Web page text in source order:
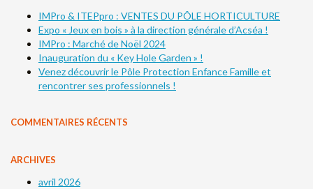
IMPro & ITEPpro : VENTES DU PÔLE HORTICULTURE
Expo « Jeux en bois » à la direction générale d’Acséa !
IMPro : Marché de Noël 2024
Inauguration du « Key Hole Garden » !
Venez découvrir le Pôle Protection Enfance Famille et
rencontrer ses professionnels !
COMMENTAIRES RÉCENTS
ARCHIVES
avril 2026